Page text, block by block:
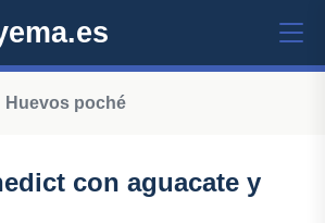
Huevos poché
con aguacate y